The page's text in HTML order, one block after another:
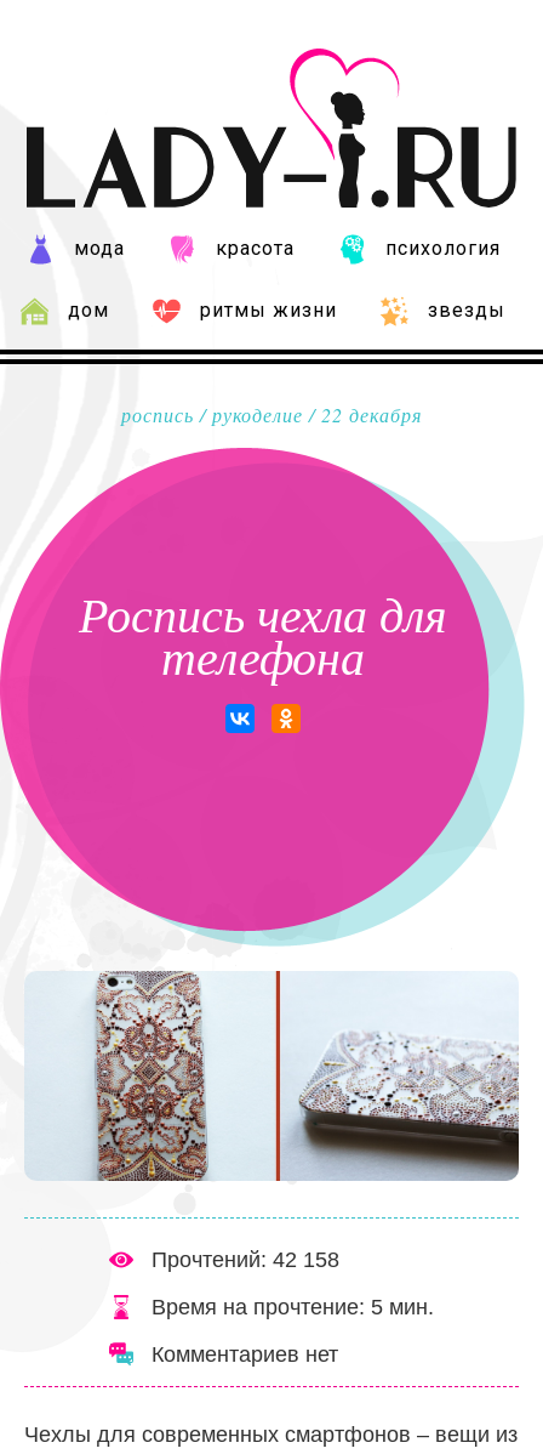
мода красота психология
дом ритмы жизни звезды
роспись /рукоделие / 22 декабря
Роспись чехла для
телефона
Прочтений: 42 158
Время на прочтение: 5 мин.
Комментариев нет
Чехлы для современных смартфонов – вещи из